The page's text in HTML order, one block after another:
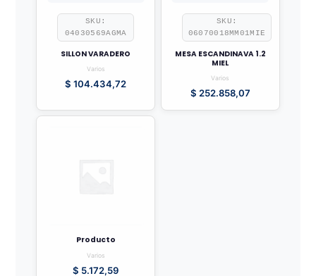
SKU:
04030569AGMA
SILLON VARADERO
Varios
$ 104.434,72
SKU:
06070018MM01MIE
MESA ESCANDINAVA 1.2
MIEL
Varios
$ 252.858,07
Producto
Varios
$ 5.172,59